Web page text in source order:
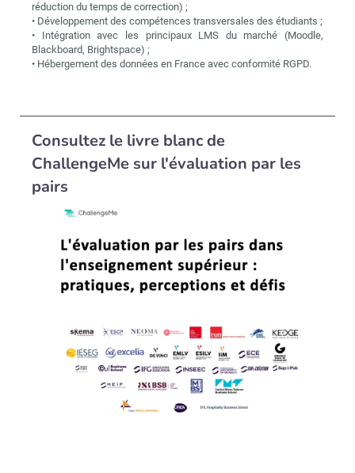
réduction du temps de correction) ;
• Développement des compétences transversales des étudiants ;
• Intégration avec les principaux LMS du marché (Moodle,
Blackboard, Brightspace) ;
• Hébergement des données en France avec conformité RGPD.
Consultez le livre blanc de
ChallengeMe sur l'évaluation par les
pairs